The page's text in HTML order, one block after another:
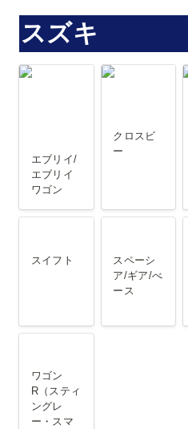
スズキ
エブリイ/エ
エブリイ/
エブリイ
ワゴン
クロスビー
クロスビ
ー
スイフト
スペーシ
ア/ギア/べ
ース
R（スティ
ングレー・
スマイル）
ワゴン
R（スティ
ングレ
ー・スマ